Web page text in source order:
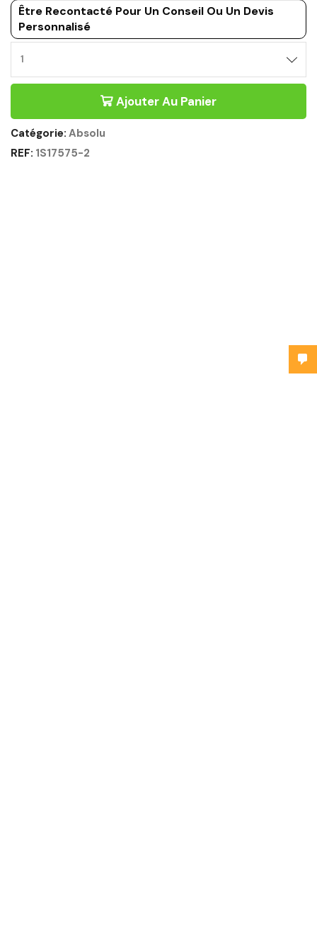
Être Recontacté Pour Un Conseil Ou Un Devis
Personnalisé
Ajouter Au Panier
Catégorie: Absolu
REF: 1S17575-2